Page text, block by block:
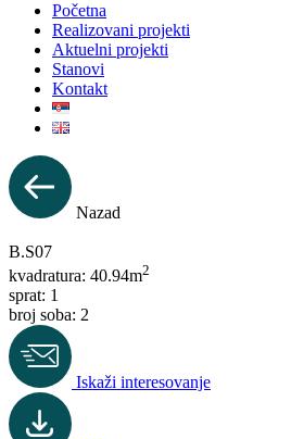
Početna
Realizovani projekti
Aktuelni projekti
Stanovi
Kontakt
Nazad
B.S07
kvadratura: 40.94m2
sprat: 1
broj soba: 2
Iskaži interesovanje